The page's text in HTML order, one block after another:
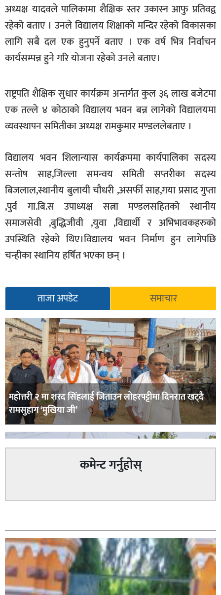
भिडियो
अन्य
समाज
विचार
स्वास्थ्य
अध्यक्ष यादवले पालिकामा शैक्षिक स्तर उकास्न आफु प्रतिवद्व
रहेको बताए । उनले विद्यालय शिक्षाको मन्दिर रहेको विकासका
लागि सबै दल एक हुनुपर्ने बताए । एक वर्ष भित्र निर्वाचन
कार्यसम्पन्न हुने गरि योजना रहेको उनले बताए।
राष्ट्रपति शैक्षिक सुधार कार्यक्रम अन्तर्गत कुल ३६ लाख बजेटमा
एक तल्ले ४ कोठाको विद्यालय भवन बन्न लागेको विद्यालयमा
व्यवस्थापन समितीका अध्यक्ष रामकुमार मण्डललेबताए ।
विद्यालय भवन शिलान्यास कार्यक्रममा कार्यपालिका सदस्य
सन्तोष साह,जिल्ला समन्वय समिती सप्तरीका सदस्य
बिजलाल,स्थानीय बुलायी चौधरी ,असर्फी साह,गया प्रसाद गुप्ता
,पुर्व गा.बि.स उपाध्यक्ष सत्ना मण्डलसहितको स्थानीय
समाजसेवी ,बुद्धिजीवी ,युवा ,विद्यार्थी र अभिभावकहरुको
उपस्थिति रहेको थिए।विद्यालय भवन निर्माण हुन लागेपछि
चन्हीका स्थानिय हर्षित भएका छन् ।
ताजा अपडेट समाचार
महोत्तरी २ मा शरद सिंहलाई जिताउन लोहरपट्टीमा दिनरात खट्दै
रामसुहाग ‘मुखिया जी’
कमेन्ट गर्नुहोस्